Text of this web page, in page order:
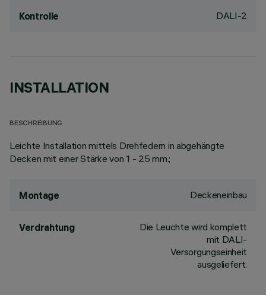
Kontrolle DALI-2
INSTALLATION
BESCHREIBUNG
Leichte Installation mittels Drehfedern in abgehängte
Decken mit einer Stärke von 1 - 25 mm.;
Montage Deckeneinbau
Verdrahtung
Die Leuchte wird komplett
mit DALI-
Versorgungseinheit
ausgeliefert.